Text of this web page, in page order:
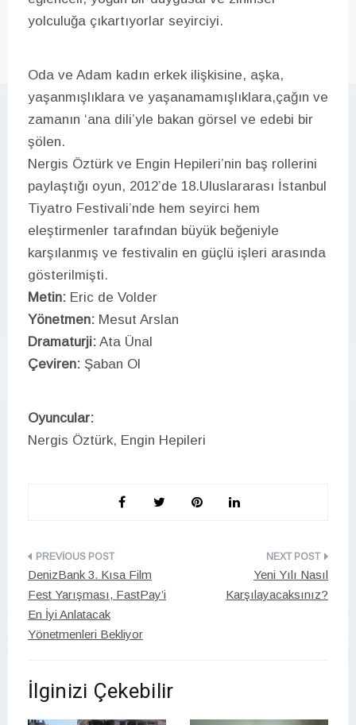
yolculuğa çıkartıyorlar seyirciyi.
Oda ve Adam kadın erkek ilişkisine, aşka,
yaşanmışlıklara ve yaşanamamışlıklara,çağın ve
zamanın ‘ana dili’yle bakan görsel ve edebi bir
şölen.
Nergis Öztürk ve Engin Hepileri’nin baş rollerini
paylaştığı oyun, 2012’de 18.Uluslararası İstanbul
Tiyatro Festivali’nde hem seyirci hem
eleştirmenler tarafından büyük beğeniyle
karşılanmış ve festivalin en güçlü işleri arasında
gösterilmişti.
Metin: Eric de Volder
Yönetmen: Mesut Arslan
Dramaturji: Ata Ünal
Çeviren: Şaban Ol
Oyuncular:
Nergis Öztürk, Engin Hepileri
Yazı
gezinmesi
DenizBank 3. Kısa Film
Fest Yarışması, FastPay’i
En İyi Anlatacak
Yönetmenleri Bekliyor
Yeni Yılı Nasıl
Karşılayacaksınız?
İlginizi Çekebilir